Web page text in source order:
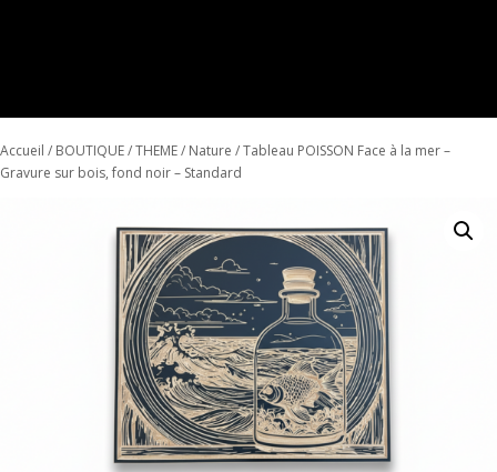
Accueil / BOUTIQUE/THEME/ Nature / Tableau POISSON Face à la mer –
Gravure sur bois, fond noir – Standard